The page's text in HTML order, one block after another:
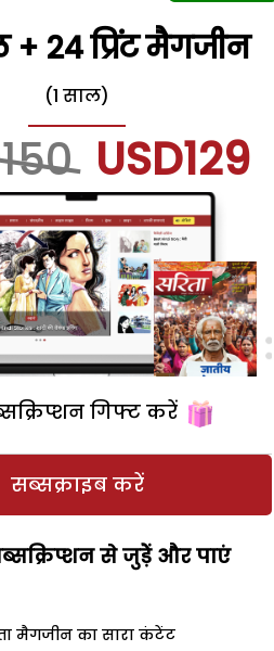
+ 24 प्रिंट मैगजीन
(1 साल)
USD129
गिफ्ट करें
सब्सक्राइब करें
से जुड़ेें और पाएं
मैगजीन का सारा कंटेंट